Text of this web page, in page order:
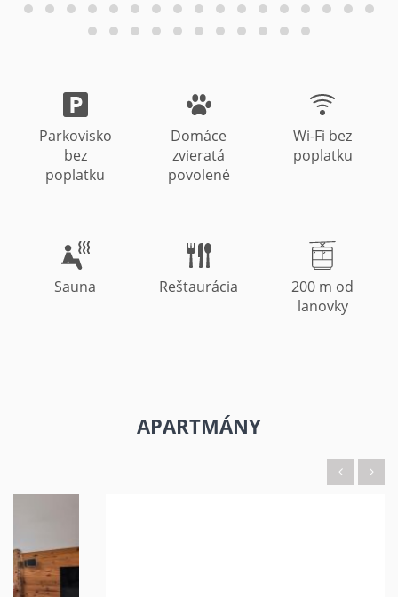
Parkovisko
bez
poplatku
Domáce
zvieratá
povolené
Wi-Fi bez
poplatku
Sauna Reštaurácia
200 m od
lanovky
APARTMÁNY